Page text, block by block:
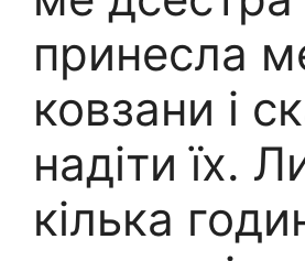
принесла
ковзани і
надіти їх.
кілька